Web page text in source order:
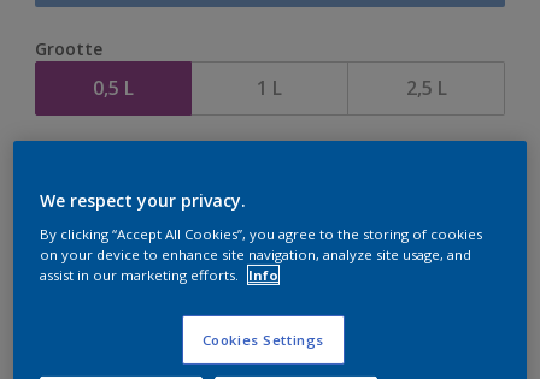
Grootte
0,5 L 1 L 2,5 L
Op dit moment is het niet mogelijk dit product online
te bestellen. Houd de website in de gaten, we werken
er hard aan om de voorraad aan te vullen.
We respect your privacy.
By clicking “Accept All Cookies”, you agree to the storing of cookies
on your device to enhance site navigation, analyze site usage, and
assist in our marketing efforts.
Info
Cookies Settings